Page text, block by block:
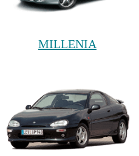
MILLENIA